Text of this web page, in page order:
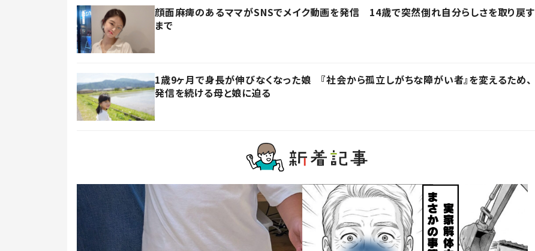
顔面麻痺のあるママがSNSでメイク動画を発信 14歳で突然倒れ自分らしさを取り戻す
まで
1歳9ヶ月で身長が伸びなくなった娘 『社会から孤立しがちな障がい者』を変えるため、
発信を続ける母と娘に迫る